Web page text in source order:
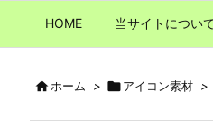
HOME 当サイトについ
ホーム > アイコン素材 >